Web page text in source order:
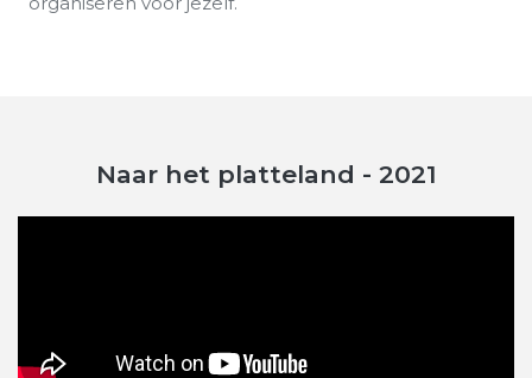
Naar het platteland - 2021